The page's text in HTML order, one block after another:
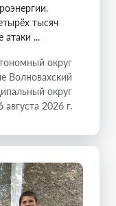
тысяч
атаки ...
округ
Волновахский
округ
августа 2026 г.